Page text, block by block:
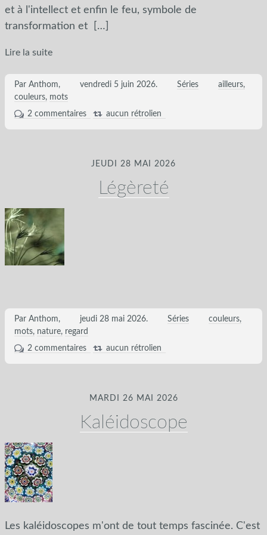
et à l'intellect et enfin le feu, symbole de
transformation et
[…]
Lire la suite
Par Anthom, vendredi 5 juin 2026. Séries
ailleurs
couleurs mots
2 commentaires
aucun rétrolien
JEUDI 28 MAI 2026
Légèreté
Par Anthom, jeudi 28 mai 2026. Séries
couleurs
mots nature regard
2 commentaires
aucun rétrolien
MARDI 26 MAI 2026
Kaléidoscope
Les kaléidoscopes m'ont de tout temps fascinée. C'est